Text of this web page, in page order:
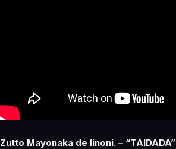
Zutto Mayonaka de Iinoni. – “TAIDADA”